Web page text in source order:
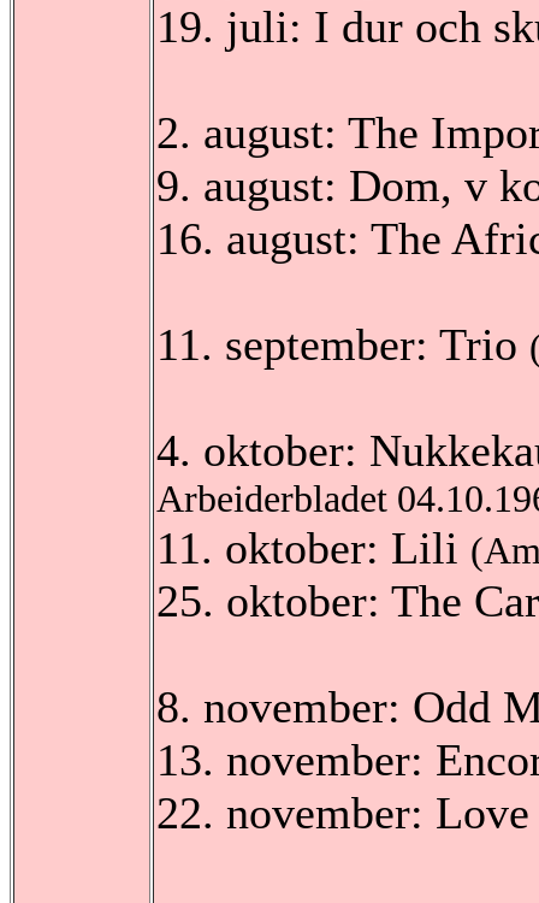
19. juli: I dur och
2. august: The
9. august: Dom, v
16. august: The
11. september: Trio
4. oktober:
Arbeiderbladet
11. oktober: Lili
25. oktober: The
8. november: Odd
13. november:
22. november: